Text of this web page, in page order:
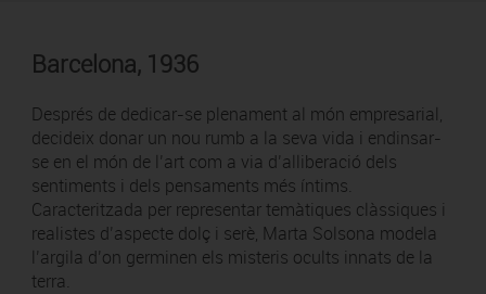
Barcelona, 1936
Després de dedicar-se plenament al món empresarial,
decideix donar un nou rumb a la seva vida i endinsar-
se en el món de l’art com a via d’alliberació dels
sentiments i dels pensaments més íntims.
Caracteritzada per representar temàtiques clàssiques i
realistes d’aspecte dolç i serè, Marta Solsona modela
l’argila d’on germinen els misteris ocults innats de la
terra.